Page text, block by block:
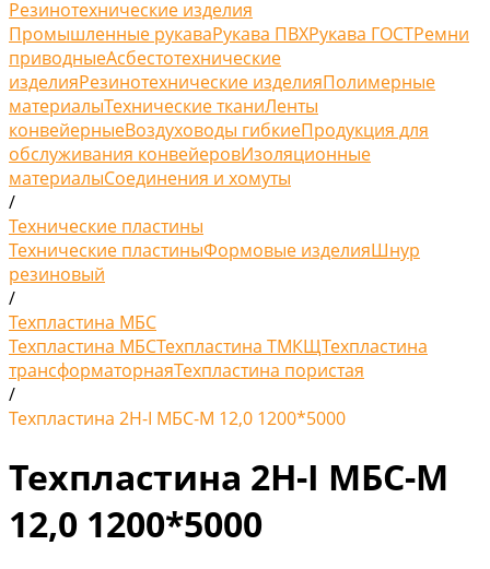
Резинотехнические изделия
Промышленные рукаваРукава ПВХРукава ГОСТРемни
приводныеАсбестотехнические
изделияРезинотехнические изделияПолимерные
материалыТехнические тканиЛенты
конвейерныеВоздуховоды гибкиеПродукция для
обслуживания конвейеровИзоляционные
материалыСоединения и хомуты
/
Технические пластины
Технические пластиныФормовые изделияШнур
резиновый
/
Техпластина МБС
Техпластина МБСТехпластина ТМКЩТехпластина
трансформаторнаяТехпластина пористая
/
Техпластина 2Н-I МБС-М 12,0 1200*5000
Техпластина 2Н-I МБС-М
12,0 1200*5000